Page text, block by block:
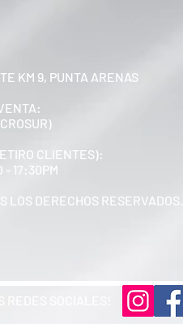
KM 9, PUNTA ARENAS
CLIENTES):
- 17:30PM
LOS DERECHOS RESERVADOS.